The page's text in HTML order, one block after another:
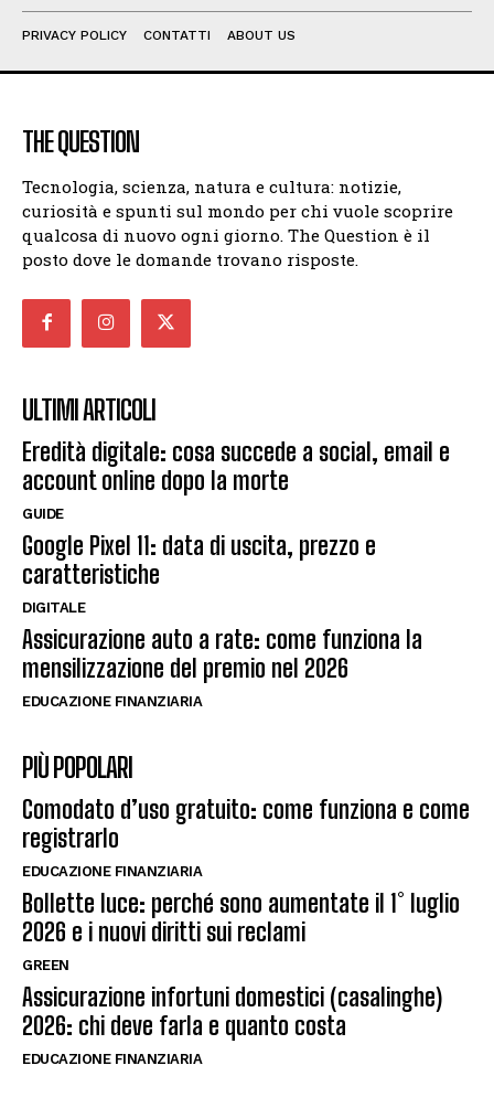
PRIVACY POLICY CONTATTI ABOUT US
THE QUESTION
Tecnologia, scienza, natura e cultura: notizie,
curiosità e spunti sul mondo per chi vuole scoprire
qualcosa di nuovo ogni giorno. The Question è il
posto dove le domande trovano risposte.
ULTIMI ARTICOLI
Eredità digitale: cosa succede a social, email e
account online dopo la morte
GUIDE
Google Pixel 11: data di uscita, prezzo e
caratteristiche
DIGITALE
Assicurazione auto a rate: come funziona la
mensilizzazione del premio nel 2026
EDUCAZIONE FINANZIARIA
PIÙ POPOLARI
Comodato d’uso gratuito: come funziona e come
registrarlo
EDUCAZIONE FINANZIARIA
Bollette luce: perché sono aumentate il 1° luglio
2026 e i nuovi diritti sui reclami
GREEN
Assicurazione infortuni domestici (casalinghe)
2026: chi deve farla e quanto costa
EDUCAZIONE FINANZIARIA